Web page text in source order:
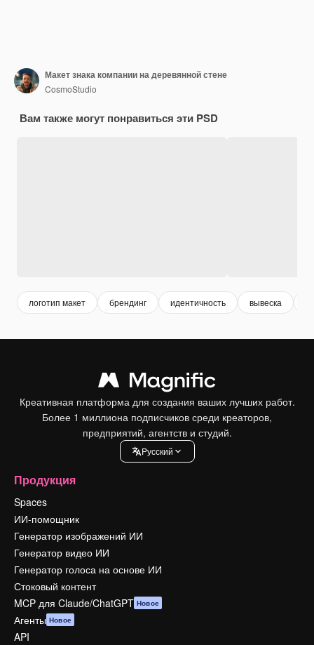
Макет знака компании на деревянной стене
CosmoStudio
Вам также могут понравиться эти PSD
логотип макет брендинг идентичность вывеска
Креативная платформа для создания ваших лучших работ.
Более 1 миллиона подписчиков среди креаторов,
предприятий, агентств и студий.
Pусский
Продукция
Spaces
ИИ-помощник
Генератор изображений ИИ
Генератор видео ИИ
Генератор голоса на основе ИИ
Стоковый контент
MCP для Claude/ChatGPT Новое
Агенты Новое
API